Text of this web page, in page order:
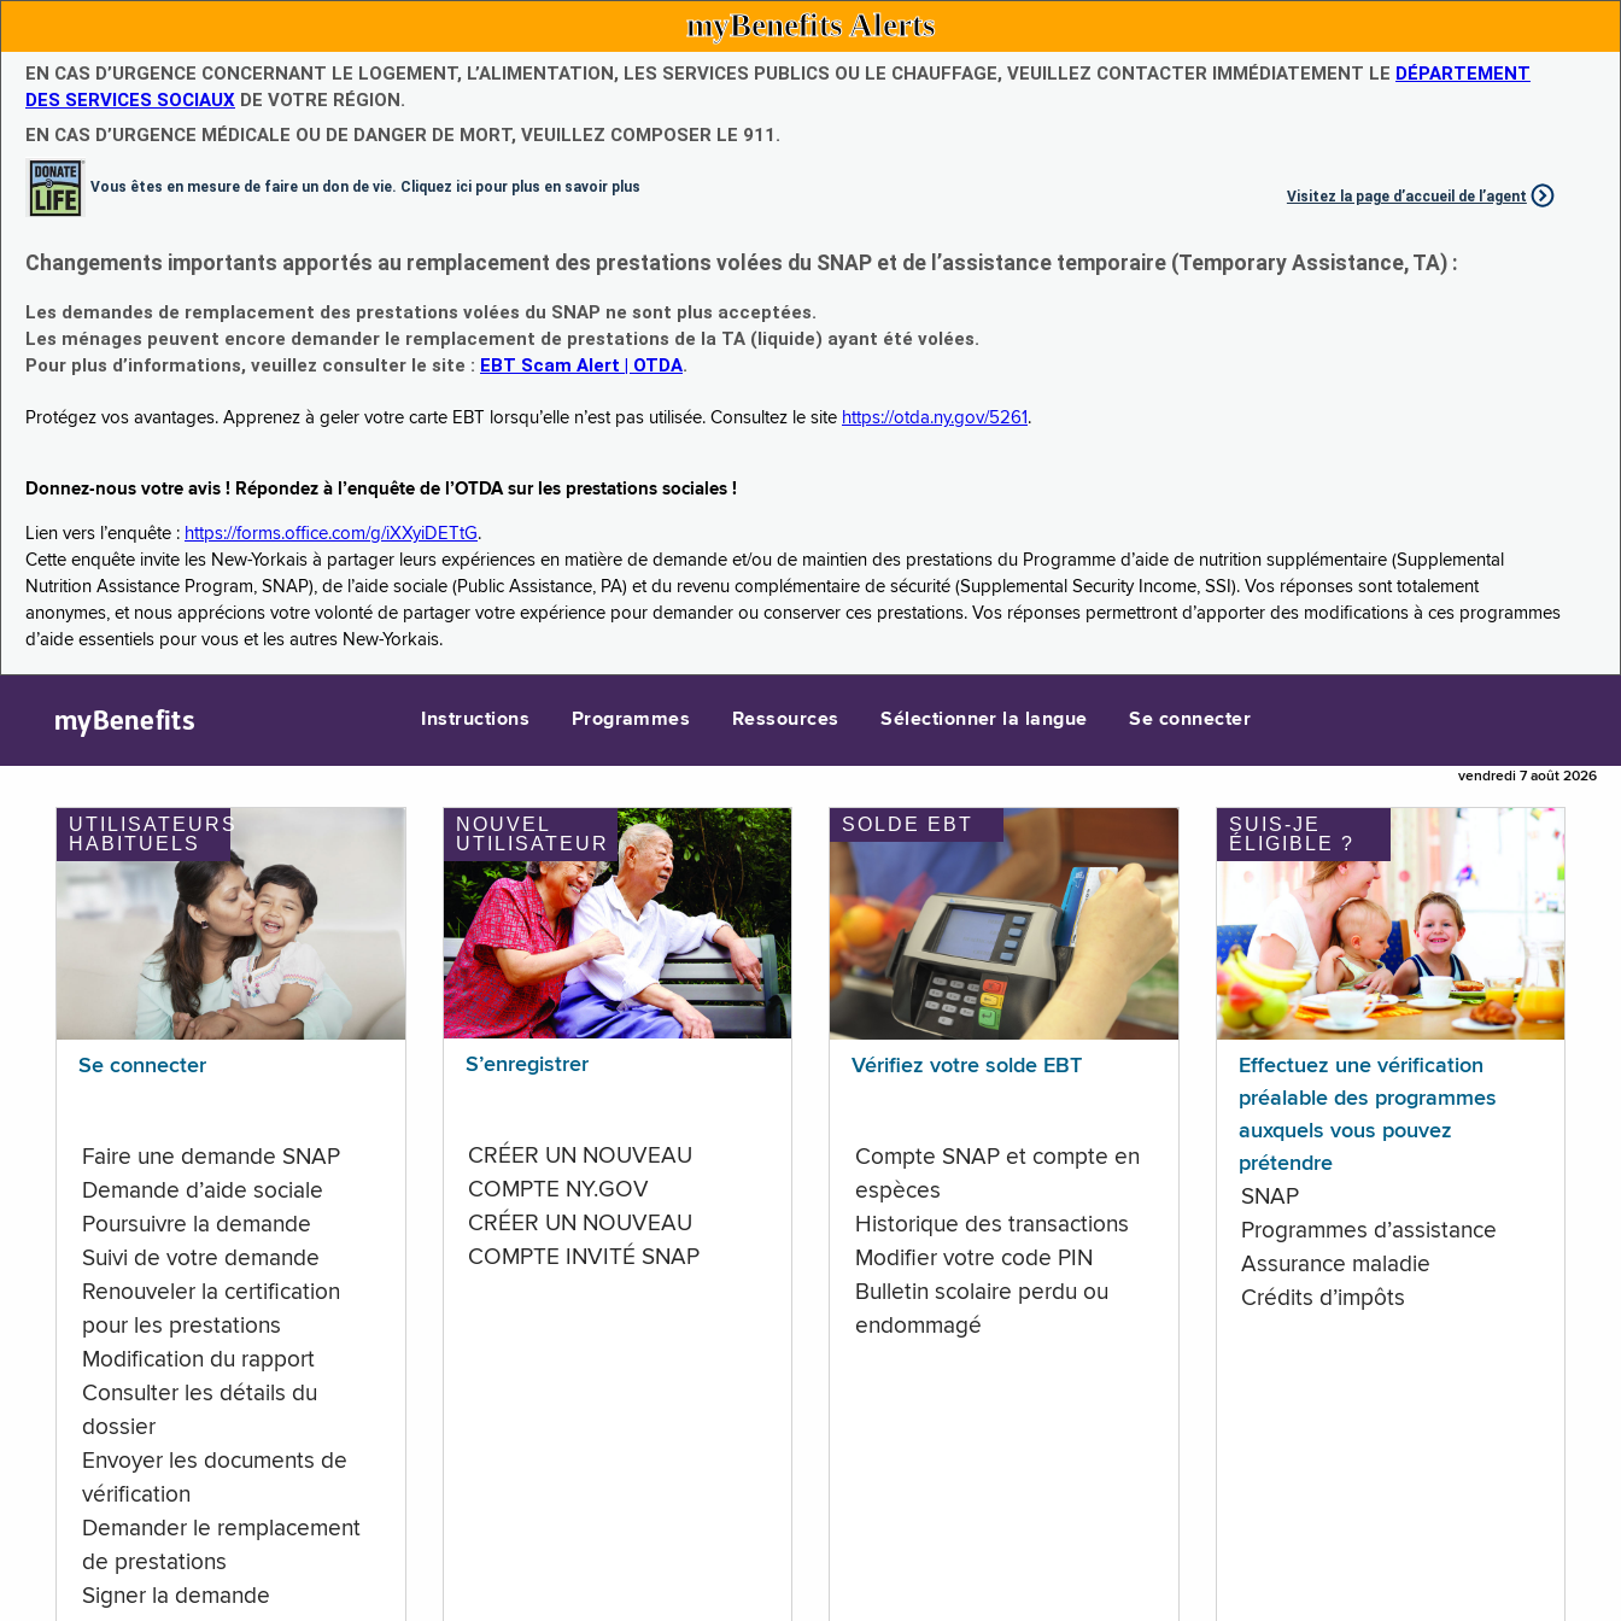
myBenefits Alerts
EN CAS D’URGENCE CONCERNANT LE LOGEMENT, L’ALIMENTATION, LES SERVICES PUBLICS OU LE CHAUFFAGE, VEUILLEZ CONTACTER IMMÉDIATEMENT LE DÉPARTEMENT
DES SERVICES SOCIAUX DE VOTRE RÉGION.
EN CAS D’URGENCE MÉDICALE OU DE DANGER DE MORT, VEUILLEZ COMPOSER LE 911.
Vous êtes en mesure de faire un don de vie. Cliquez ici pour plus en savoir plus
Visitez la page d’accueil de l’agent
Changements importants apportés au remplacement des prestations volées du SNAP et de l’assistance temporaire (Temporary Assistance, TA) :
Les demandes de remplacement des prestations volées du SNAP ne sont plus acceptées.
Les ménages peuvent encore demander le remplacement de prestations de la TA (liquide) ayant été volées.
Pour plus d’informations, veuillez consulter le site : EBT Scam Alert | OTDA.
Protégez vos avantages. Apprenez à geler votre carte EBT lorsqu’elle n’est pas utilisée. Consultez le site https://otda.ny.gov/5261 .
Donnez-nous votre avis ! Répondez à l’enquête de l’OTDA sur les prestations sociales !
Lien vers l’enquête : https://forms.office.com/g/iXXyiDETtG.
Cette enquête invite les New-Yorkais à partager leurs expériences en matière de demande et/ou de maintien des prestations du Programme d’aide de nutrition supplémentaire (Supplemental
Nutrition Assistance Program, SNAP), de l’aide sociale (Public Assistance, PA) et du revenu complémentaire de sécurité (Supplemental Security Income, SSI). Vos réponses sont totalement
anonymes, et nous apprécions votre volonté de partager votre expérience pour demander ou conserver ces prestations. Vos réponses permettront d’apporter des modifications à ces programmes
d’aide essentiels pour vous et les autres New-Yorkais.
myBenefits Instructions Programmes Ressources Sélectionner la langue Se connecter
vendredi 7 août 2026
UTILISATEURS
HABITUELS
Se connecter
Faire une demande SNAP
Demande d’aide sociale
Poursuivre la demande
Suivi de votre demande
Renouveler la certification
pour les prestations
Modification du rapport
Consulter les détails du
dossier
Envoyer les documents de
vérification
Demander le remplacement
de prestations
Signer la demande
NOUVEL
UTILISATEUR
S’enregistrer
CRÉER UN NOUVEAU
COMPTE NY.GOV
CRÉER UN NOUVEAU
COMPTE INVITÉ SNAP
SOLDE EBT
Vérifiez votre solde EBT
Compte SNAP et compte en
espèces
Historique des transactions
Modifier votre code PIN
Bulletin scolaire perdu ou
endommagé
SUIS-JE
ÉLIGIBLE ?
Effectuez une vérification
préalable des programmes
auxquels vous pouvez
prétendre
SNAP
Programmes d’assistance
Assurance maladie
Crédits d’impôts